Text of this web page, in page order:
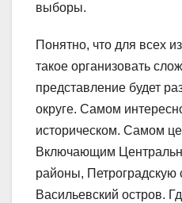
выборы.
Понятно, что для всех
такое организовать
представление будет
округе. Самом
историческом. Самом
Включающим
районы, Петроградскую
Васильевский остров.